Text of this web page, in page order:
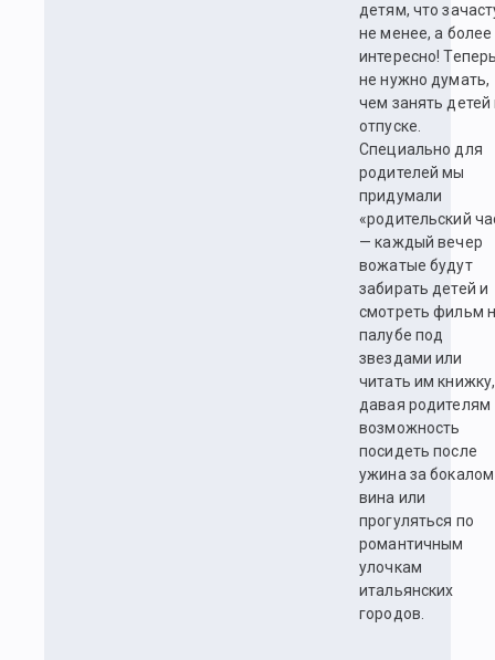
детям, что
не менее, а более
интересно!
не нужно думать,
чем занять детей
отпуске.
Специально для
родителей мы
придумали
«родительский
— каждый вечер
вожатые будут
забирать детей и
смотреть фильм
палубе под
звездами или
читать им книжку,
давая родителям
возможность
посидеть после
ужина за бокалом
вина или
прогуляться по
романтичным
улочкам
итальянских
городов.